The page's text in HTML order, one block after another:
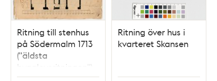
Ritning till stenhus
på Södermalm 1713
("äldsta
bygglovsritningen")
Ritning över hus i
kvarteret Skansen